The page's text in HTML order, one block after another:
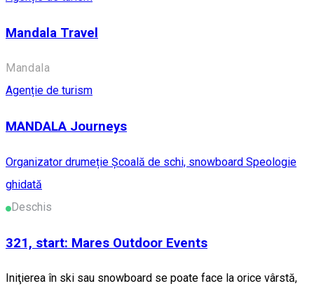
Mandala Travel
Mandala
Agenție de turism
MANDALA Journeys
Organizator drumeție Școală de schi, snowboard Speologie
ghidată
Deschis
321, start: Mares Outdoor Events
Iniţierea în ski sau snowboard se poate face la orice vârstă,